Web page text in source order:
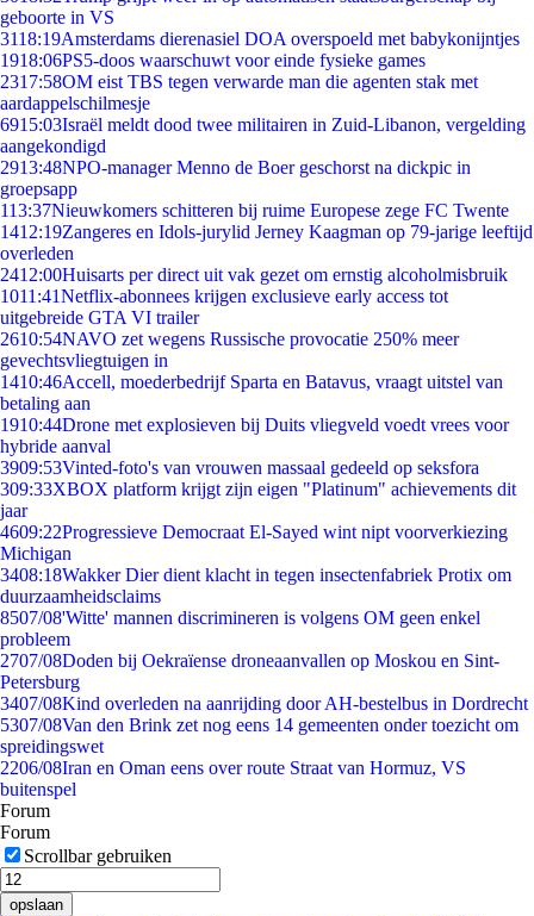
geboorte in VS
3118:19Amsterdams dierenasiel DOA overspoeld met babykonijntjes
1918:06PS5-doos waarschuwt voor einde fysieke games
2317:58OM eist TBS tegen verwarde man die agenten stak met
aardappelschilmesje
6915:03Israël meldt dood twee militairen in Zuid-Libanon, vergelding
aangekondigd
2913:48NPO-manager Menno de Boer geschorst na dickpic in
groepsapp
113:37Nieuwkomers schitteren bij ruime Europese zege FC Twente
1412:19Zangeres en Idols-jurylid Jerney Kaagman op 79-jarige leeftijd
overleden
2412:00Huisarts per direct uit vak gezet om ernstig alcoholmisbruik
1011:41Netflix-abonnees krijgen exclusieve early access tot
uitgebreide GTA VI trailer
2610:54NAVO zet wegens Russische provocatie 250% meer
gevechtsvliegtuigen in
1410:46Accell, moederbedrijf Sparta en Batavus, vraagt uitstel van
betaling aan
1910:44Drone met explosieven bij Duits vliegveld voedt vrees voor
hybride aanval
3909:53Vinted-foto's van vrouwen massaal gedeeld op seksfora
309:33XBOX platform krijgt zijn eigen "Platinum" achievements dit
jaar
4609:22Progressieve Democraat El-Sayed wint nipt voorverkiezing
Michigan
3408:18Wakker Dier dient klacht in tegen insectenfabriek Protix om
duurzaamheidsclaims
8507/08'Witte' mannen discrimineren is volgens OM geen enkel
probleem
2707/08Doden bij Oekraïense droneaanvallen op Moskou en Sint-
Petersburg
3407/08Kind overleden na aanrijding door AH-bestelbus in Dordrecht
5307/08Van den Brink zet nog eens 14 gemeenten onder toezicht om
spreidingswet
2206/08Iran en Oman eens over route Straat van Hormuz, VS
buitenspel
Forum
Forum
Scrollbar gebruiken
opslaan